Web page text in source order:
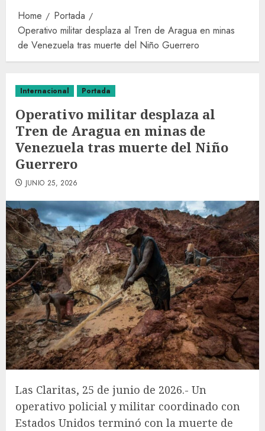
Home
Portada
Operativo militar desplaza al Tren de Aragua en minas
de Venezuela tras muerte del Niño Guerrero
Internacional Portada
Operativo militar desplaza al
Tren de Aragua en minas de
Venezuela tras muerte del Niño
Guerrero
JUNIO 25, 2026
Las Claritas, 25 de junio de 2026.- Un
operativo policial y militar coordinado con
Estados Unidos terminó con la muerte de